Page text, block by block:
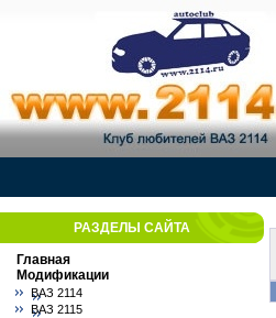
РАЗДЕЛЫ САЙТА
Главная
Модификации
ВАЗ 2114
ВАЗ 2115